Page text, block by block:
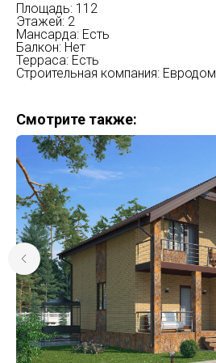
Площадь: 112
Этажей: 2
Мансарда: Есть
Балкон: Нет
Терраса: Есть
Строительная компания: Евродом
Смотрите также: